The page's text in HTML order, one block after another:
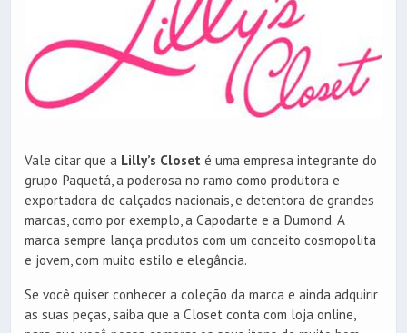
Vale citar que a Lilly’s Closet é uma empresa integrante do
grupo Paquetá, a poderosa no ramo como produtora e
exportadora de calçados nacionais, e detentora de grandes
marcas, como por exemplo, a Capodarte e a Dumond. A
marca sempre lança produtos com um conceito cosmopolita
e jovem, com muito estilo e elegância.
Se você quiser conhecer a coleção da marca e ainda adquirir
as suas peças, saiba que a Closet conta com loja online,